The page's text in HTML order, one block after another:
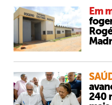
Em
240